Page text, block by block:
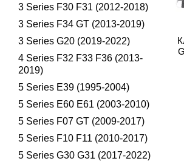
3 Series F30 F31 (2012-2018)
3 Series F34 GT (2013-2019)
3 Series G20 (2019-2022)
4 Series F32 F33 F36 (2013-
2019)
5 Series E39 (1995-2004)
5 Series E60 E61 (2003-2010)
5 Series F07 GT (2009-2017)
5 Series F10 F11 (2010-2017)
5 Series G30 G31 (2017-2022)